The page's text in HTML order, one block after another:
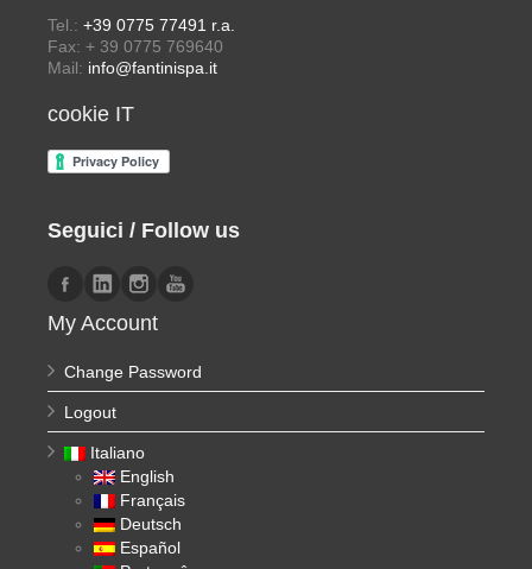
Tel.: +39 0775 77491 r.a.
Fax: + 39 0775 769640
Mail: info@fantinispa.it
cookie IT
Seguici / Follow us
My Account
Change Password
Logout
Italiano
English
Français
Deutsch
Español